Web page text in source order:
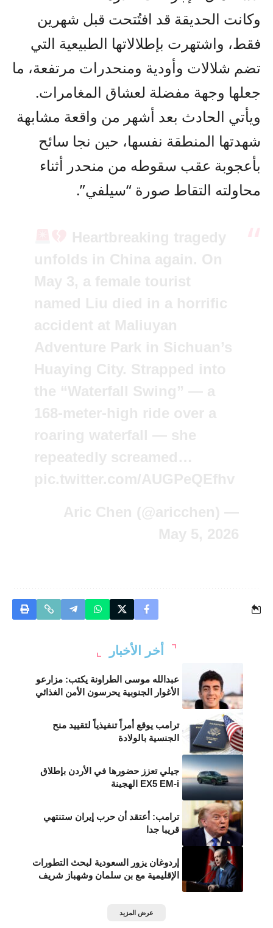
وكانت الحديقة قد افتُتحت قبل شهرين
فقط، واشتهرت بإطلالاتها الطبيعية التي
تضم شلالات وأودية ومنحدرات مرتفعة، ما
جعلها وجهة مفضلة لعشاق المغامرات.
ويأتي الحادث بعد أشهر من واقعة مشابهة
شهدتها المنطقة نفسها، حين نجا سائح
بأعجوبة عقب سقوطه من منحدر أثناء
محاولته التقاط صورة “سيلفي”.
أخر الأخبار
عبدالله موسى الطراونة يكتب: مزارعو
الأغوار الجنوبية يحرسون الأمن الغذائي
ترامب يوقع أمراً تنفيذياً لتقييد منح
الجنسية بالولادة
جيلي تعزز حضورها في الأردن بإطلاق
EX5 EM-i الهجينة
ترامب: أعتقد أن حرب إيران ستنتهي
قريبا جدا
إردوغان يزور السعودية لبحث التطورات
الإقليمية مع بن سلمان وشهباز شريف
عرض المزيد